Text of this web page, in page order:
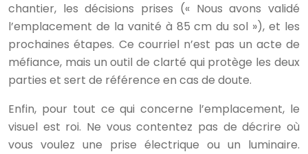
chantier, les décisions prises (« Nous avons validé
l’emplacement de la vanité à 85 cm du sol »), et les
prochaines étapes. Ce courriel n’est pas un acte de
méfiance, mais un outil de clarté qui protège les deux
parties et sert de référence en cas de doute.
Enfin, pour tout ce qui concerne l’emplacement, le
visuel est roi. Ne vous contentez pas de décrire où
vous voulez une prise électrique ou un luminaire.